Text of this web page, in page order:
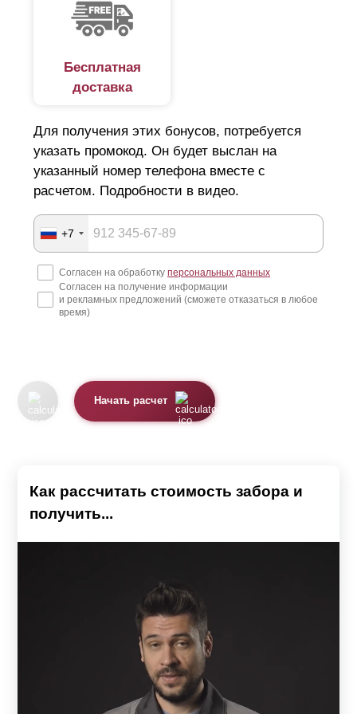
Бесплатная
доставка
Для получения этих бонусов, потребуется
указать промокод. Он будет выслан на
указанный номер телефона вместе с
расчетом. Подробности в видео.
+7
Согласен на обработку персональных данных
Согласен на получение информации
и рекламных предложений (сможете отказаться в любое
время)
Начать расчет
Как рассчитать стоимость забора и
получить...